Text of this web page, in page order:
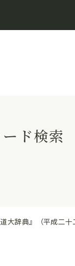
ド検索
大辞典』（平成二